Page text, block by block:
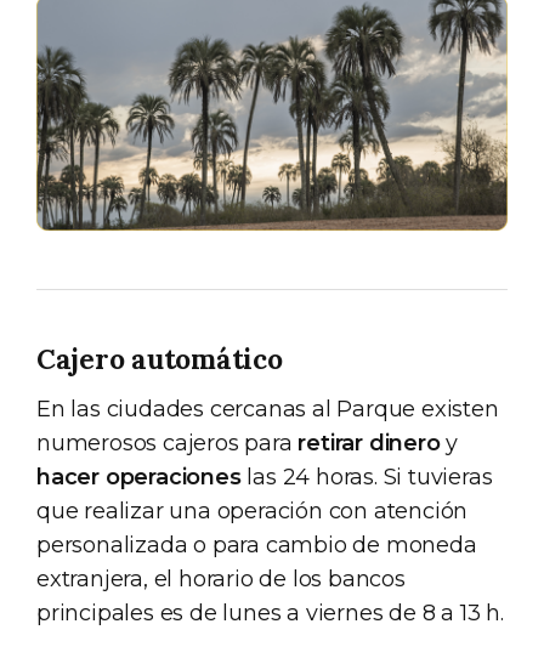
Cajero automático
En las ciudades cercanas al Parque existen
numerosos cajeros para retirar dineroy
hacer operacioneslas 24 horas. Si tuvieras
que realizar una operación con atención
personalizada o para cambio de moneda
extranjera, el horario de los bancos
principales es de lunes a viernes de 8 a 13 h.